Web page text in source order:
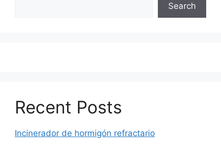
Search
Recent Posts
Incinerador de hormigón refractario